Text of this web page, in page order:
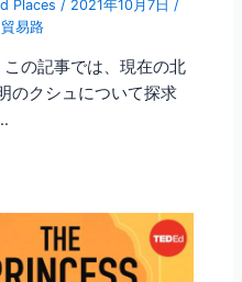
Places / 2021年10月7日 /
貿易路
の記事では、現在の北
のクシュについて探求